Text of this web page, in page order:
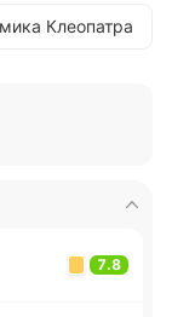
Клеопатра
7.8